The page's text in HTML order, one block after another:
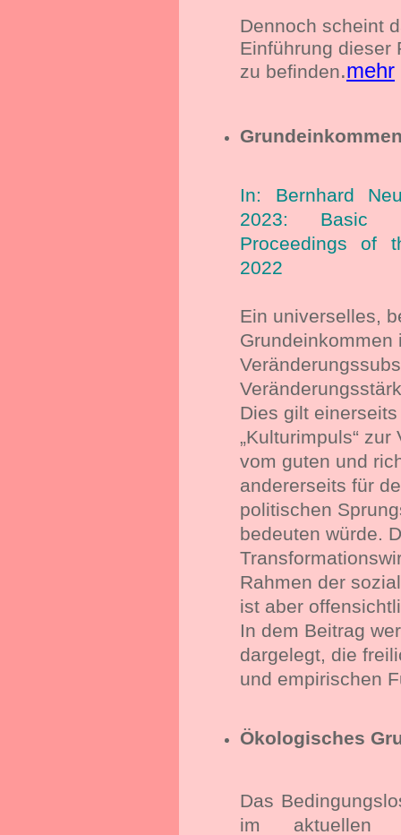
Dennoch scheint
Einführung dieser
zu befinden.mehr
In: Bernhard
2023: Basic
Proceedings of
2022
Ein universelles,
Grundeinkommen
Dies gilt
„Kulturimpuls“
vom guten und
andererseits für
politischen
bedeuten würde.
Rahmen der
ist aber
In dem Beitrag
dargelegt, die
und empirischen
Ökologisches
Das
im aktuellen